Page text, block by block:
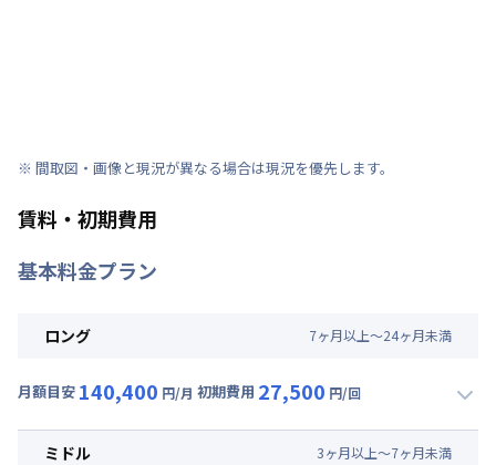
※ 間取図・画像と現況が異なる場合は現況を優先します。
賃料・初期費用
基本料金プラン
ロング 7ヶ月以上～24ヶ月未満
月額目安 140,400 円/月 初期費用 27,500 円/回
月額賃料目安(30日利用)
ミドル 3ヶ月以上～7ヶ月未満